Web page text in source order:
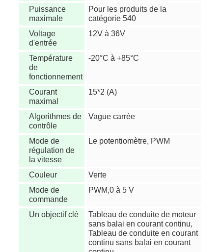
Puissance
maximale
Pour les produits de la
catégorie 540
Voltage
d'entrée
12V à 36V
Température
de
fonctionnement
-20°C à +85°C
Courant
maximal
15*2 (A)
Algorithmes de
contrôle
Vague carrée
Mode de
régulation de
la vitesse
Le potentiomètre, PWM
Couleur
Verte
Mode de
commande
PWM,0 à 5 V
Un objectif clé
Tableau de conduite de moteur
sans balai en courant continu,
Tableau de conduite en courant
continu sans balai en courant